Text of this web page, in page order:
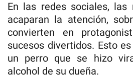
En las redes sociales, las
acaparan la atención,
convierten en
sucesos divertidos. Esto
un perro que se hizo
alcohol de su dueña.